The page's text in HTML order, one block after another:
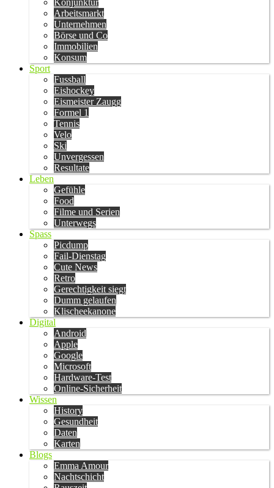
Konjunktur
Arbeitsmarkt
Unternehmen
Börse und Co
Immobilien
Konsum
Sport
Fussball
Eishockey
Eismeister Zaugg
Formel 1
Tennis
Velo
Ski
Unvergessen
Resultate
Leben
Gefühle
Food
Filme und Serien
Unterwegs
Spass
Picdump
Fail-Dienstag
Cute News
Retro
Gerechtigkeit siegt
Dumm gelaufen
Klischeekanone
Digital
Android
Apple
Google
Microsoft
Hardware-Test
Online-Sicherheit
Wissen
History
Gesundheit
Daten
Karten
Blogs
Emma Amour
Nachtschicht